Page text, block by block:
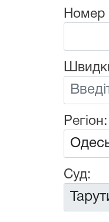
Номер
Регіон:
Суд: